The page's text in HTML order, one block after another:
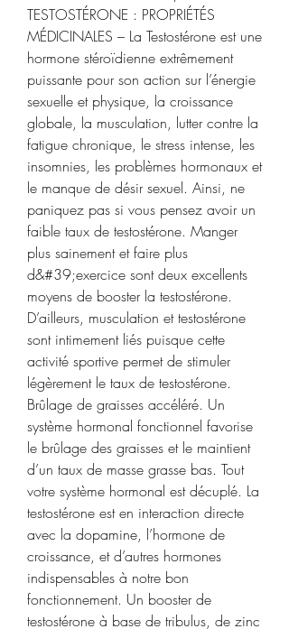
TESTOSTÉRONE : PROPRIÉTÉS
MÉDICINALES – La Testostérone est une
hormone stéroïdienne extrêmement
puissante pour son action sur l’énergie
sexuelle et physique, la croissance
globale, la musculation, lutter contre la
fatigue chronique, le stress intense, les
insomnies, les problèmes hormonaux et
le manque de désir sexuel. Ainsi, ne
paniquez pas si vous pensez avoir un
faible taux de testostérone. Manger
plus sainement et faire plus
d&#39;exercice sont deux excellents
moyens de booster la testostérone.
D’ailleurs, musculation et testostérone
sont intimement liés puisque cette
activité sportive permet de stimuler
légèrement le taux de testostérone.
Brûlage de graisses accéléré. Un
système hormonal fonctionnel favorise
le brûlage des graisses et le maintient
d’un taux de masse grasse bas. Tout
votre système hormonal est décuplé. La
testostérone est en interaction directe
avec la dopamine, l’hormone de
croissance, et d’autres hormones
indispensables à notre bon
fonctionnement. Un booster de
testostérone à base de tribulus, de zinc